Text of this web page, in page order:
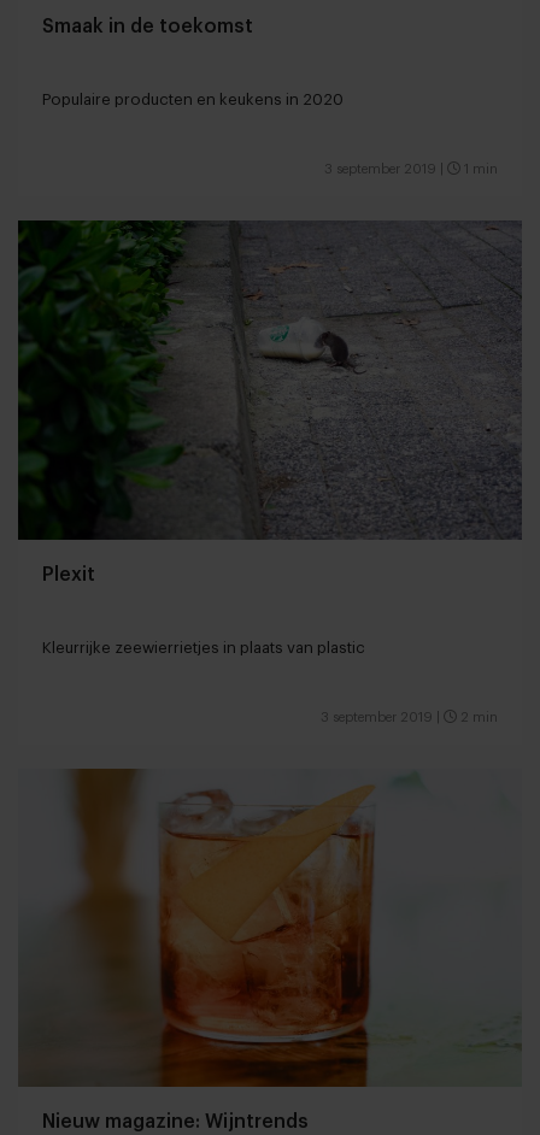
Smaak in de toekomst
Populaire producten en keukens in 2020
3 september 2019 1 min
Plexit
Kleurrijke zeewierrietjes in plaats van plastic
3 september 2019 2 min
Nieuw magazine: Wijntrends